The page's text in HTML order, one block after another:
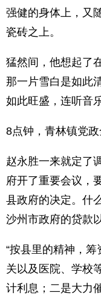
强健的身体上，又
瓷砖之上。
猛然间，他想起了
那一片雪白是如此
如此旺盛，连听音
8点钟，青林镇党政
赵永胜一来就定了
府开了重要会议，
县政府的决定。什
沙州市政府的贷款
“按县里的精神，
关以及医院、学校
计利息；二是大力